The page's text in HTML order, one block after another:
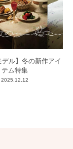
デル】冬の新作アイ
テム特集
2025.12.12